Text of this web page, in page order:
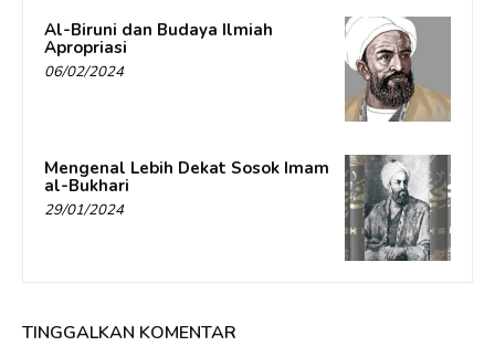
Al-Biruni dan Budaya Ilmiah
Apropriasi
06/02/2024
Mengenal Lebih Dekat Sosok Imam
al-Bukhari
29/01/2024
TINGGALKAN KOMENTAR